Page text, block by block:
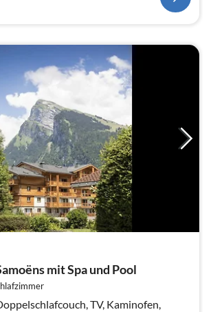
mit Spa und Pool
TV, Kaminofen,